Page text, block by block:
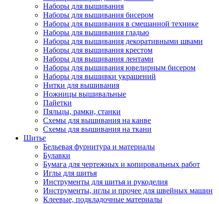
Наборы для вышивания
Наборы для вышивания бисером
Наборы для вышивания в смешанной технике
Наборы для вышивания гладью
Наборы для вышивания декоративными швами
Наборы для вышивания крестом
Наборы для вышивания лентами
Наборы для вышивания ювелирным бисером
Наборы для вышивки украшений
Нитки для вышивания
Ножницы вышивальные
Пайетки
Пяльцы, рамки, станки
Схемы для вышивания на канве
Схемы для вышивания на ткани
Шитье
Бельевая фурнитура и материалы
Булавки
Бумага для чертежных и копировальных работ
Иглы для шитья
Инструменты для шитья и рукоделия
Инструменты, иглы и прочее для швейных машин
Клеевые, подкладочные материалы